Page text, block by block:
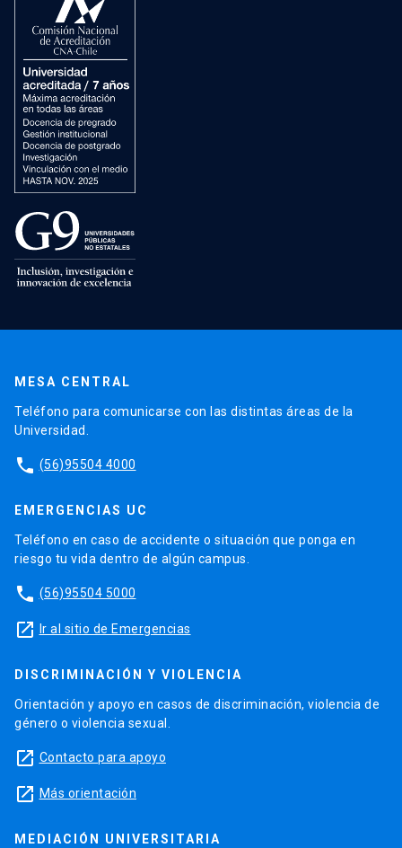
MESA CENTRAL
Teléfono para comunicarse con las distintas áreas de la
Universidad.
phone (56)95504 4000
EMERGENCIAS UC
Teléfono en caso de accidente o situación que ponga en
riesgo tu vida dentro de algún campus.
phone (56)95504 5000
launch Ir al sitio de Emergencias
DISCRIMINACIÓN Y VIOLENCIA
Orientación y apoyo en casos de discriminación, violencia de
género o violencia sexual.
launch Contacto para apoyo
launch Más orientación
MEDIACIÓN UNIVERSITARIA